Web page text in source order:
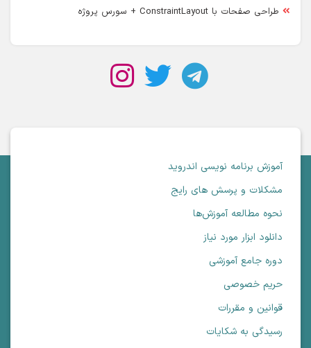
طراحی صفحات با ConstraintLayout + سورس پروژه
آموزش برنامه نویسی اندروید
مشکلات و پرسش های رایج
نحوه مطالعه آموزش‌ها
دانلود ابزار مورد نیاز
دوره جامع آموزشی
حریم خصوصی
قوانین و مقررات
رسیدگی به شکایات